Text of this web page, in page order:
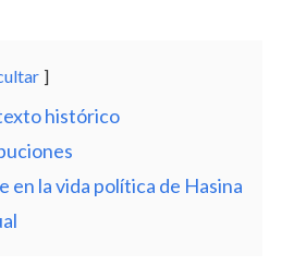
histórico
en la vida política de Hasina